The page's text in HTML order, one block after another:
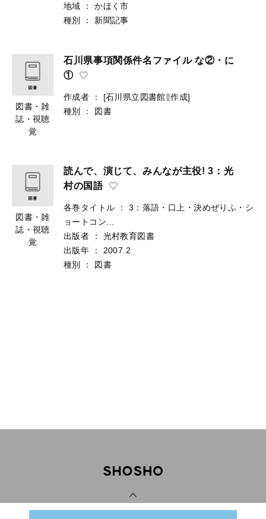
地域
：
かほく市
種別
： 新聞記事
図書・雑
誌・視聴
覚
石川県事項関係件名ファイル な②・に
①
作成者 ：
[石川県立図書館∥作成]
種別
： 図書
図書・雑
誌・視聴
覚
読んで、演じて、みんなが主役! 3：光
村の国語
各巻タイトル ：
3：落語・口上・決めぜりふ・シ
ョートコン...
出版者
：
光村教育図書
出版年
：
2007.2
種別
： 図書